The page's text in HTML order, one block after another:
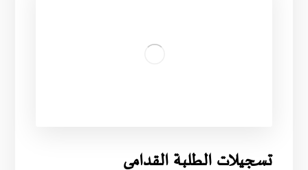
تسجيلات الطلبة القدامى